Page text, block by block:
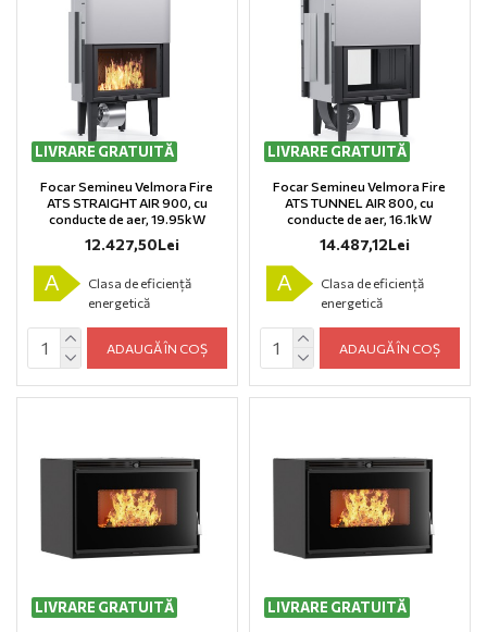
LIVRARE GRATUITĂ
Focar Semineu Velmora Fire
ATS STRAIGHT AIR 900, cu
conducte de aer, 19.95kW
12.427,50Lei
A
Clasa de eficiență
energetică
ADAUGĂ ÎN COȘ
LIVRARE GRATUITĂ
Focar Semineu Velmora Fire
ATS TUNNEL AIR 800, cu
conducte de aer, 16.1kW
14.487,12Lei
A
Clasa de eficiență
energetică
ADAUGĂ ÎN COȘ
LIVRARE GRATUITĂ LIVRARE GRATUITĂ